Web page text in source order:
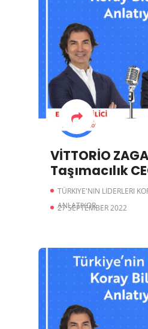
VİTTORİO
Taşımacılık
Başkan
Technogym
Yönetim
TÜRKIYE'NIN LIDERLERI
ANLATIYOR
27 SEPTEMBER 2022